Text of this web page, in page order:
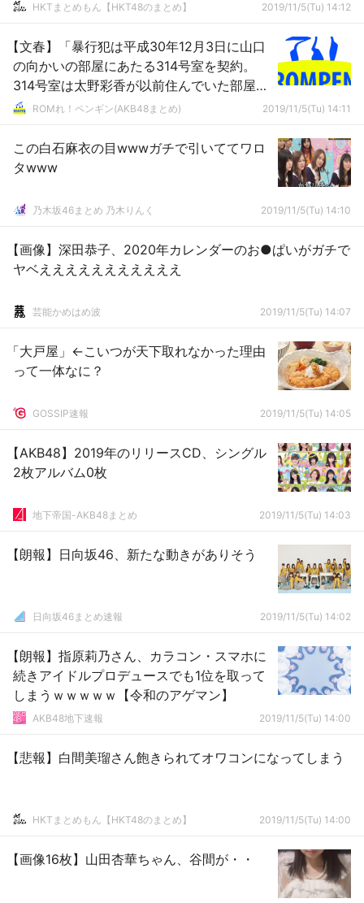
HKTまとめもん【HKT48のまとめ】 2019/11/5(Tu) 14:12
【文春】「暴行犯は平成30年12月3日に山口
の向かいの部屋にあたる314号室を契約。
314号室は太野彩香が以前住んでいた部屋で
もある。」
ROMれ！ペンギン(AKB48まとめ) 2019/11/5(Tu) 14:11
この白石麻衣の目wwwガチで引いててワロ
タwww
乃木坂46まとめ 乃木りんく 2019/11/5(Tu) 14:10
【画像】深田恭子、2020年カレンダーのお●ぱいがガチで
ヤベえええええええええええ
芸能かめはめ波 2019/11/5(Tu) 14:07
「大戸屋」←こいつが天下取れなかった理由
って一体なに？
GOSSIP速報 2019/11/5(Tu) 14:05
【AKB48】2019年のリリースCD、シングル
2枚アルバム0枚
地下帝国-AKB48まとめ 2019/11/5(Tu) 14:03
【朗報】日向坂46、新たな動きがありそう
日向坂46まとめ速報 2019/11/5(Tu) 14:02
【朗報】指原莉乃さん、カラコン・スマホに
続きアイドルプロデュースでも1位を取って
しまうｗｗｗｗｗ【令和のアゲマン】
AKB48地下速報 2019/11/5(Tu) 14:00
【悲報】白間美瑠さん飽きられてオワコンになってしまう
HKTまとめもん【HKT48のまとめ】 2019/11/5(Tu) 14:00
【画像16枚】山田杏華ちゃん、谷間が・・